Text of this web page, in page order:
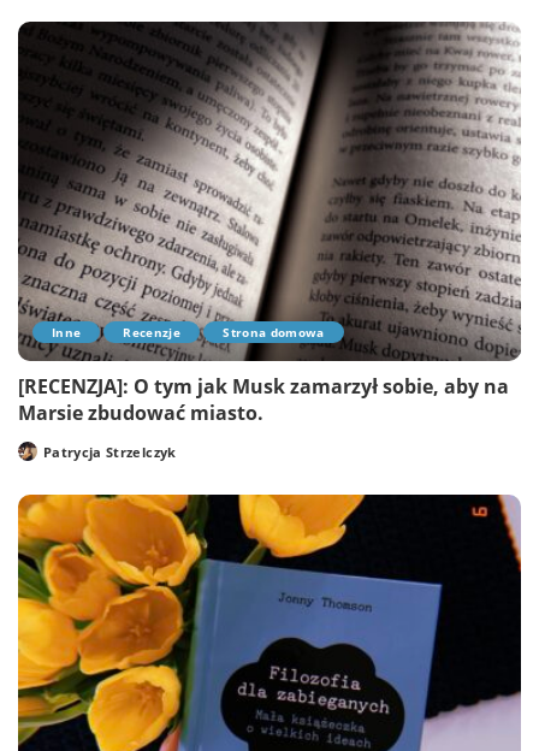
Inne Recenzje Strona domowa
[RECENZJA]: O tym jak Musk zamarzył sobie, aby na
Marsie zbudować miasto.
PostedPatrycja Strzelczyk